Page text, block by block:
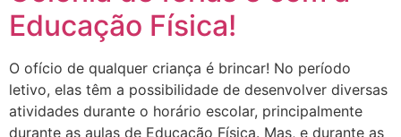
Educação Física!
O ofício de qualquer criança é brincar! No período
letivo, elas têm a possibilidade de desenvolver diversas
atividades durante o horário escolar, principalmente
durante as aulas de Educação Física. Mas, e durante as